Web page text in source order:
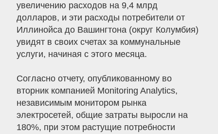
увеличению расходов на 9,4 млрд
долларов, и эти расходы потребители от
Иллинойса до Вашингтона (округ Колумбия)
увидят в своих счетах за коммунальные
услуги, начиная с этого месяца.
Согласно отчету, опубликованному во
вторник компанией Monitoring Analytics,
независимым монитором рынка
электросетей, общие затраты выросли на
180%, при этом растущие потребности